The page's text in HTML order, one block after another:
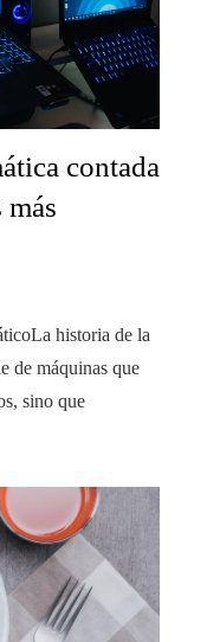
contada
más
historia de la
de máquinas que
sino que